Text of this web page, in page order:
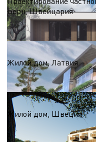
Берн, Швейцария
S = 335,8 м.кв.
Виллы, таунхаусы, резиденции
Жилой дом, Латвия
S = 2 300 м.кв.
Виллы, таунхаусы, резиденции
Жилой дом, Швеция
S = 5 000 м.кв.